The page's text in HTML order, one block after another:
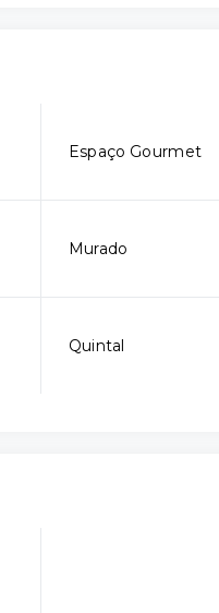
Espaço Gourmet
Murado
Quintal